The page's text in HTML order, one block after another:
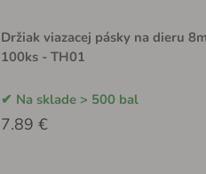
Držiak viazacej pásky na dieru
100ks - TH01
Na sklade > 500 bal
7.89 €